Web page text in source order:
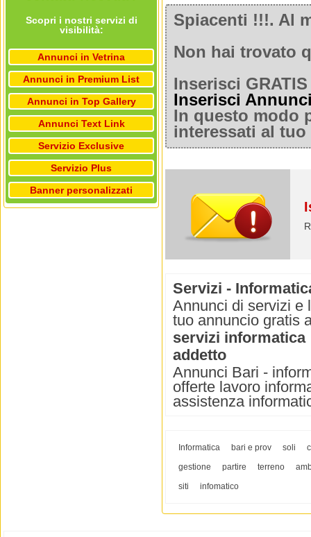
Scopri i nostri servizi di
visibilità:
Annunci in Vetrina
Annunci in Premium List
Annunci in Top Gallery
Annunci Text Link
Servizio Exclusive
Servizio Plus
Banner personalizzati
Spiacenti !!!. Al
Non hai trovato
Inserisci
Inserisci
In questo modo
interessati al
Servizi -
Annunci di servizi e
tuo annuncio gratis
servizi informatica
addetto
Annunci Bari -
offerte lavoro
assistenza
Informatica bari e prov soli
gestione
partire terreno
siti
infomatico